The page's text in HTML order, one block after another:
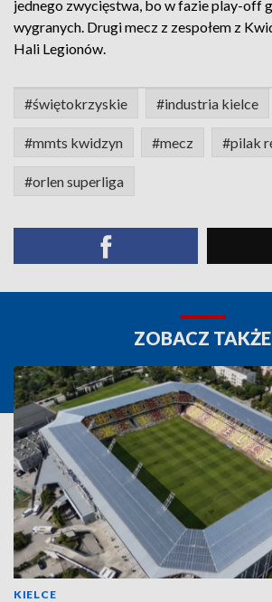
jednego zwycięstwa, bo w fazie play-off
wygranych. Drugi mecz z zespołem z
Hali Legionów.
#świętokrzyskie #industria kielce
#mmts kwidzyn #mecz #pilak
#orlen superliga
ZOBACZ TAKŻE
KIELCE